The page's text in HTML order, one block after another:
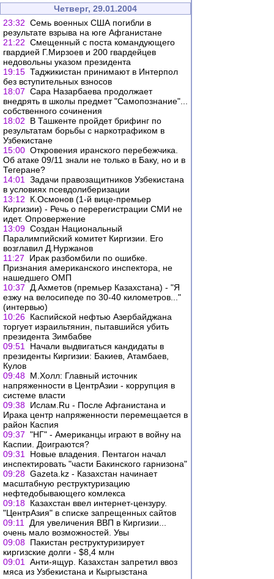
Четверг, 29.01.2004
23:32 Семь военных США погибли в
результате взрыва на юге Афганистане
21:22 Смещенный с поста командующего
гвардией Г.Мирзоев и 200 гвардейцев
недовольны указом президента
19:15 Таджикистан принимают в Интерпол
без вступительных взносов
18:07 Сара Назарбаева продолжает
внедрять в школы предмет "Самопознание"...
собственного сочинения
18:02
В Ташкенте пройдет брифинг по
результатам борьбы с наркотрафиком в
Узбекистане
15:00 Откровения иранского перебежчика.
Об атаке 09/11 знали не только в Баку, но и в
Тегеране?
14:01
Задачи правозащитников Узбекистана
в условиях псевдолиберизации
13:12
К.Осмонов (1-й вице-премьер
Киргизии) - Речь о перерегистрации СМИ не
идет. Опровержение
13:09 Создан Национальный
Паралимпийский комитет Киргизии. Его
возглавил Д.Нуржанов
11:27
Ирак разбомбили по ошибке.
Признания американского инспектора, не
нашедшего ОМП
10:37
Д.Ахметов (премьер Казахстана) - "Я
езжу на велосипеде по 30-40 километров..."
(интервью)
10:26 Каспийской нефтью Азербайджана
торгует израильтянин, пытавшийся убить
президента Зимбабве
09:51
Начали выдвигаться кандидаты в
президенты Киргизии: Бакиев, Атамбаев,
Кулов
09:48 М.Холл: Главный источник
напряженности в ЦентрАзии - коррупция в
системе власти
09:38 Ислам.Ru - После Афганистана и
Ирака центр напряженности перемещается в
район Каспия
09:37 "НГ" - Американцы играют в войну на
Каспии. Доиграются?
09:31
Новые владения. Пентагон начал
инспектировать "части Бакинского гарнизона"
09:28 Gazeta.kz - Казахстан начинает
масштабную реструктуризацию
нефтедобывающего комлекса
09:18 Казахстан ввел интернет-цензуру.
"ЦентрАзия" в списке запрещенных сайтов
09:11
Для увеличения ВВП в Киргизии...
очень мало возможностей. Увы
09:08 Пакистан реструктуризирует
киргизские долги - $8,4 млн
09:01
Анти-ящур. Казахстан запретил ввоз
мяса из Узбекистана и Кыргызстана